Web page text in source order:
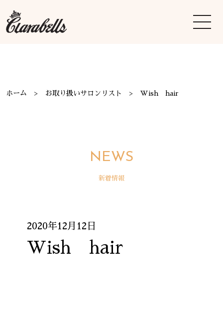
ホーム お取り扱いサロンリスト Wish hair
NEWS
新着情報
2020年12月12日
Wish hair